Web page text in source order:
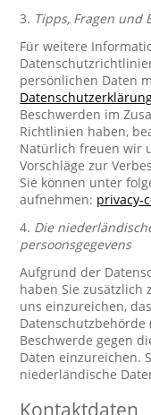
3. Tipps, Fragen und
Für weitere
persönlichen Daten
Beschwerden im
Richtlinien haben,
Natürlich freuen wir
Vorschläge zur
Sie können unter
aufnehmen: privacy-
4. Die
persoonsgegevens
Aufgrund der
haben Sie zusätzlich
uns einzureichen,
Datenschutzbehörde
Beschwerde gegen
Daten einzureichen.
niederländische
Kontaktdaten